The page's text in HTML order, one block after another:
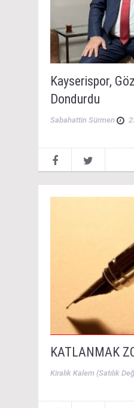
Kayserispor,
Dondurdu
Sabahattin Sürmen
KATLANMAK
Kiralık Kalem (Satılık